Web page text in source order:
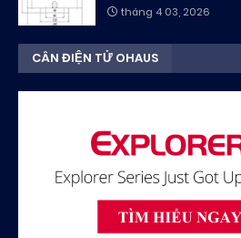
tháng 4 03, 2026
CÂN ĐIỆN TỬ OHAUS